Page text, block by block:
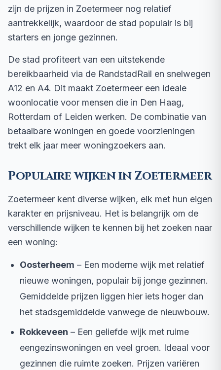
zijn de prijzen in Zoetermeer nog relatief
aantrekkelijk, waardoor de stad populair is bij
starters en jonge gezinnen.
De stad profiteert van een uitstekende
bereikbaarheid via de RandstadRail en snelwegen
A12 en A4. Dit maakt Zoetermeer een ideale
woonlocatie voor mensen die in Den Haag,
Rotterdam of Leiden werken. De combinatie van
betaalbare woningen en goede voorzieningen
trekt elk jaar meer woningzoekers aan.
Populaire wijken in Zoetermeer
Zoetermeer kent diverse wijken, elk met hun eigen
karakter en prijsniveau. Het is belangrijk om de
verschillende wijken te kennen bij het zoeken naar
een woning:
Oosterheem – Een moderne wijk met relatief
nieuwe woningen, populair bij jonge gezinnen.
Gemiddelde prijzen liggen hier iets hoger dan
het stadsgemiddelde vanwege de nieuwbouw.
Rokkeveen – Een geliefde wijk met ruime
eengezinswoningen en veel groen. Ideaal voor
gezinnen die ruimte zoeken. Prijzen variëren